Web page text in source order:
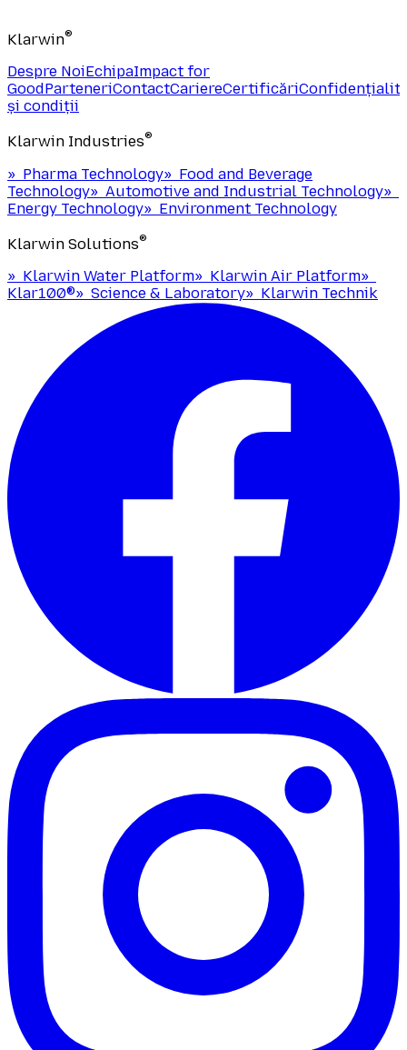
Klarwin®
Despre NoiEchipaImpact for
Good ParteneriContactCariereCertificări
și condiții
Klarwin Industries®
» Pharma Technology» Food and Beverage
Technology» Automotive and Industrial Technology»
Energy Technology» Environment Technology
Klarwin Solutions®
» Klarwin Water Platform» Klarwin Air Platform»
Klar100®» Science & Laboratory» Klarwin Technik